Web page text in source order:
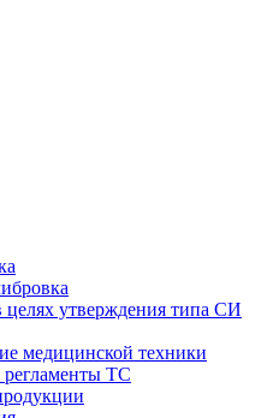
утверждения типа СИ
медицинской техники
регламенты ТС